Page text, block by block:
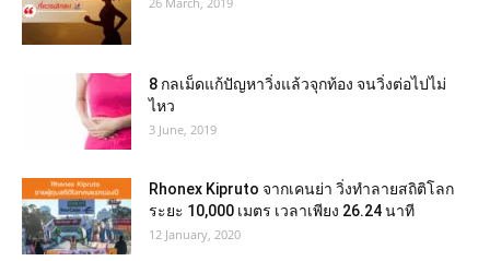
8 กลเม็ดแก้ปัญหาวิ่งแล้วจุกท้อง จนวิ่งต่อไปไม่
ไหว
3 June, 2019
Rhonex Kipruto จากเคนย่า วิ่งทำลายสถิติโลก
ระยะ 10,000 เมตร เวลาเพียง 26.24 นาที
12 January, 2020